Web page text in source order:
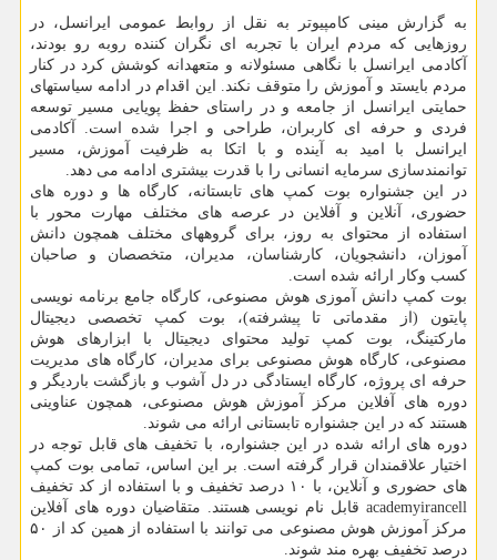
به گزارش مینی کامپیوتر به نقل از روابط عمومی ایرانسل، در
روزهایی که مردم ایران با تجربه ای نگران کننده روبه رو بودند،
آکادمی ایرانسل با نگاهی مسئولانه و متعهدانه کوشش کرد در کنار
مردم بایستد و آموزش را متوقف نکند. این اقدام در ادامه سیاستهای
حمایتی ایرانسل از جامعه و در راستای حفظ پویایی مسیر توسعه
فردی و حرفه ای کاربران، طراحی و اجرا شده است. آکادمی
ایرانسل با امید به آینده و با اتکا به ظرفیت آموزش، مسیر
توانمندسازی سرمایه انسانی را با قدرت بیشتری ادامه می دهد.
در این جشنواره بوت کمپ های تابستانه، کارگاه ها و دوره های
حضوری، آنلاین و آفلاین در عرصه های مختلف مهارت محور با
استفاده از محتوای به روز، برای گروههای مختلف همچون دانش
آموزان، دانشجویان، کارشناسان، مدیران، متخصصان و صاحبان
کسب وکار ارائه شده است.
بوت کمپ دانش آموزی هوش مصنوعی، کارگاه جامع برنامه نویسی
پایتون (از مقدماتی تا پیشرفته)، بوت کمپ تخصصی دیجیتال
مارکتینگ، بوت کمپ تولید محتوای دیجیتال با ابزارهای هوش
مصنوعی، کارگاه هوش مصنوعی برای مدیران، کارگاه های مدیریت
حرفه ای پروژه، کارگاه ایستادگی در دل آشوب و بازگشت باردیگر و
دوره های آفلاین مرکز آموزش هوش مصنوعی، همچون عناوینی
هستند که در این جشنواره تابستانی ارائه می شوند.
دوره های ارائه شده در این جشنواره، با تخفیف های قابل توجه در
اختیار علاقمندان قرار گرفته است. بر این اساس، تمامی بوت کمپ
های حضوری و آنلاین، با ۱۰ درصد تخفیف و با استفاده از کد تخفیف
academyirancell قابل نام نویسی هستند. متقاضیان دوره های آفلاین
مرکز آموزش هوش مصنوعی می توانند با استفاده از همین کد از ۵۰
درصد تخفیف بهره مند شوند.